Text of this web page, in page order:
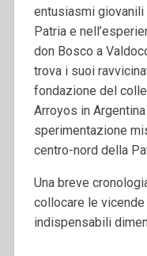
entusiasmi
Patria e
don Bosco a
trova i suoi
fondazione del
Arroyos in
sperimentazione
centro-nord della
Una breve
collocare le
indispensabili